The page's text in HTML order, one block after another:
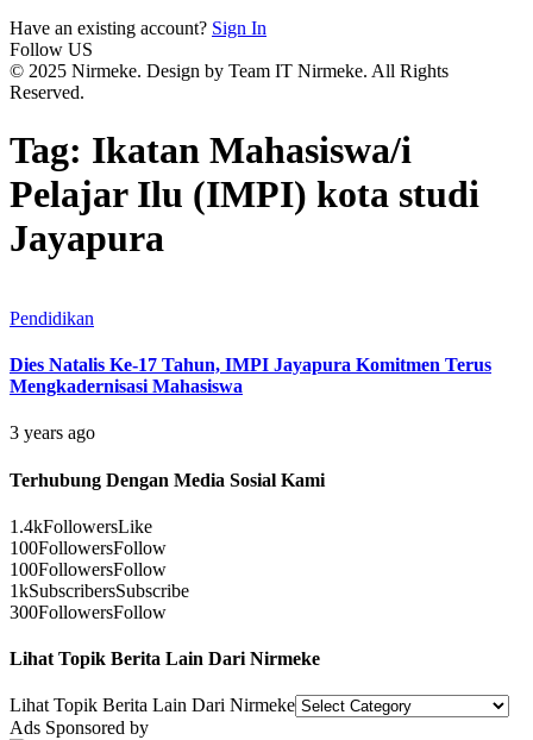
Have an existing account? Sign In
Follow US
© 2025 Nirmeke. Design by Team IT Nirmeke. All Rights
Reserved.
Tag: Ikatan Mahasiswa/i
Pelajar Ilu (IMPI) kota studi
Jayapura
Pendidikan
Dies Natalis Ke-17 Tahun, IMPI Jayapura Komitmen Terus
Mengkadernisasi Mahasiswa
3 years ago
Terhubung Dengan Media Sosial Kami
1.4kFollowersLike
100FollowersFollow
100FollowersFollow
1kSubscribersSubscribe
300FollowersFollow
Lihat Topik Berita Lain Dari Nirmeke
Lihat Topik Berita Lain Dari Nirmeke
Ads Sponsored by